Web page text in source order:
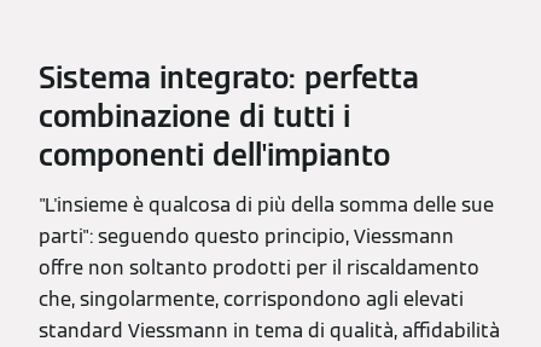
Sistema integrato: perfetta
combinazione di tutti i
componenti dell'impianto
"L'insieme è qualcosa di più della somma delle sue
parti": seguendo questo principio, Viessmann
offre non soltanto prodotti per il riscaldamento
che, singolarmente, corrispondono agli elevati
standard Viessmann in tema di qualità, affidabilità